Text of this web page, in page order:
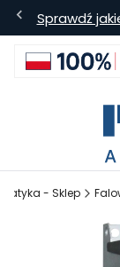
Sprawdź
- Sklep